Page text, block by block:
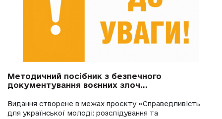
Методичний посібник з безпечного
документування воєнних злоч...
Видання створене в межах проєкту «Справедливість
для української молоді: розслідування та